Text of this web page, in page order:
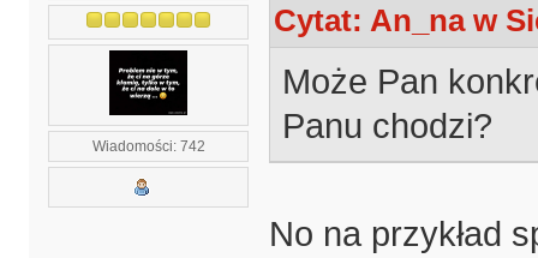
Wiadomości: 742
Cytat: An_na w
Może Pan
Panu chodzi?
No na przykład